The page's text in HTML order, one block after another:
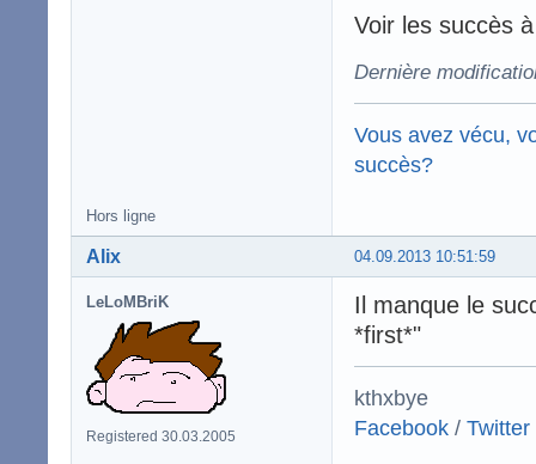
Voir les succès
Dernière
Vous avez vécu,
succès?
Hors ligne
04.09.2013 10:51:59
Alix
LeLoMBriK
Registered 30.03.2005
Il manque le
*first*"
kthxbye
Facebook / Twitter